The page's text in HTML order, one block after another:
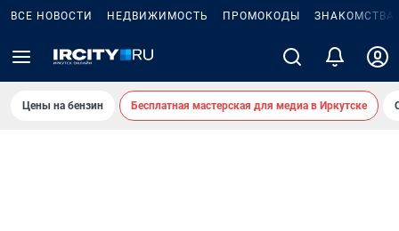
ВСЕ НОВОСТИ НЕДВИЖИМОСТЬ ПРОМОКОДЫ ЗНАКОМСТВА
Цены на бензин Бесплатная мастерская для медиа в Иркутске